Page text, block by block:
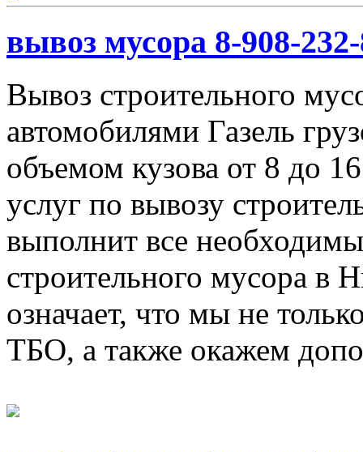
вывоз мусора 8-908-
Вывоз строительного
автомобилями Газель
объемом кузова от 8 до
услуг по вывозу
выполнит все
строительного мусора в
означает, что мы не
ТБО, а также окажем